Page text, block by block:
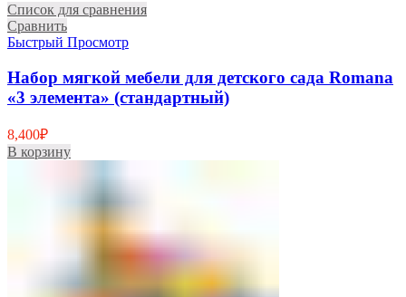
Список для сравнения
Сравнить
Быстрый Просмотр
Набор мягкой мебели для детского сада Romana
«3 элемента» (стандартный)
8,400₽
В корзину